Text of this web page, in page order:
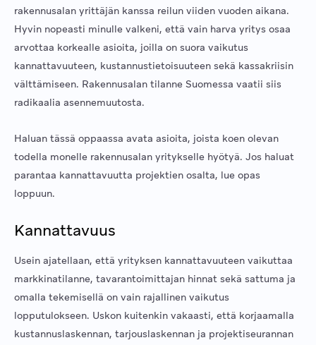
Käytä tuotepaketteja laskennassa
Mitä tuotepaketti sisältää?
Tuotepakettien kustannukset
Tuotepaketit vs. neliökustannukset
Litteratason kustannusseuranta osana arkea
Mikä on oikea tarkkuus litteratason seurannassa?
Litteratason seurannan hyödyt yritykselle
Yrityksen projektimassan tarkastelu eri “kulmista”
rakennusalan yrittäjän kanssa reilun viiden vuoden aikana.
Hyvin nopeasti minulle valkeni, että vain harva yritys osaa
arvottaa korkealle asioita, joilla on suora vaikutus
kannattavuuteen, kustannustietoisuuteen sekä kassakriisin
välttämiseen. Rakennusalan tilanne Suomessa vaatii siis
radikaalia asennemuutosta.
Haluan tässä oppaassa avata asioita, joista koen olevan
todella monelle rakennusalan yritykselle hyötyä. Jos haluat
parantaa kannattavuutta projektien osalta, lue opas
loppuun.
Kannattavuus
Usein ajatellaan, että yrityksen kannattavuuteen vaikuttaa
markkinatilanne, tavarantoimittajan hinnat sekä sattuma ja
omalla tekemisellä on vain rajallinen vaikutus
lopputulokseen. Uskon kuitenkin vakaasti, että korjaamalla
kustannuslaskennan, tarjouslaskennan ja projektiseurannan